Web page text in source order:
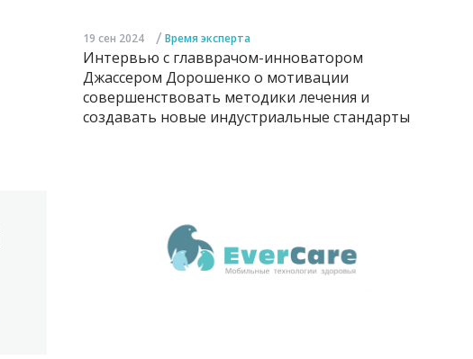
19 сен 2024 / Время эксперта
Интервью с главврачом-инноватором
Джассером Дорошенко о мотивации
совершенствовать методики лечения и
создавать новые индустриальные стандарты